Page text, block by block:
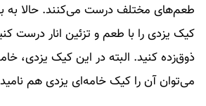
طعم‌های مختلف درست می‌کنند. حالا به
کیک یزدی را با طعم و تزئین انار درست
ذوق‌زده کنید. البته در این کیک یزدی،
می‌توان آن را کیک خامه‌ای یزدی هم